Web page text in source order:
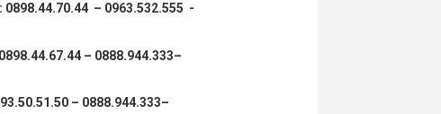
0898.44.70.44 – 0963.532.555 -
– 0888.944.333–
– 0888.944.333–